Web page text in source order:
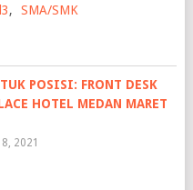
, SMA/SMK
POSISI: FRONT DESK
HOTEL MEDAN MARET
2021